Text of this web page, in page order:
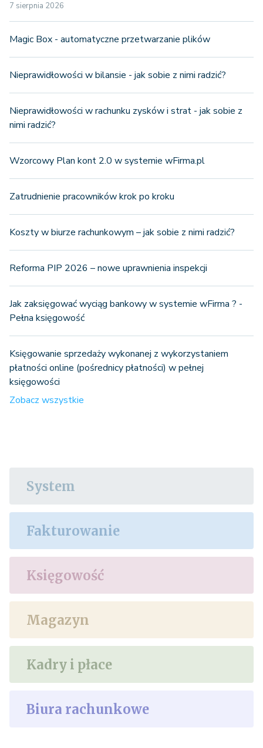
7 sierpnia 2026
Magic Box - automatyczne przetwarzanie plików
Nieprawidłowości w bilansie - jak sobie z nimi radzić?
Nieprawidłowości w rachunku zysków i strat - jak sobie z
nimi radzić?
Wzorcowy Plan kont 2.0 w systemie wFirma.pl
Zatrudnienie pracowników krok po kroku
Koszty w biurze rachunkowym – jak sobie z nimi radzić?
Reforma PIP 2026 – nowe uprawnienia inspekcji
Jak zaksięgować wyciąg bankowy w systemie wFirma ? -
Pełna księgowość
Księgowanie sprzedaży wykonanej z wykorzystaniem
płatności online (pośrednicy płatności) w pełnej
księgowości
Zobacz wszystkie
System
Fakturowanie
Księgowość
Magazyn
Kadry i płace
Biura rachunkowe